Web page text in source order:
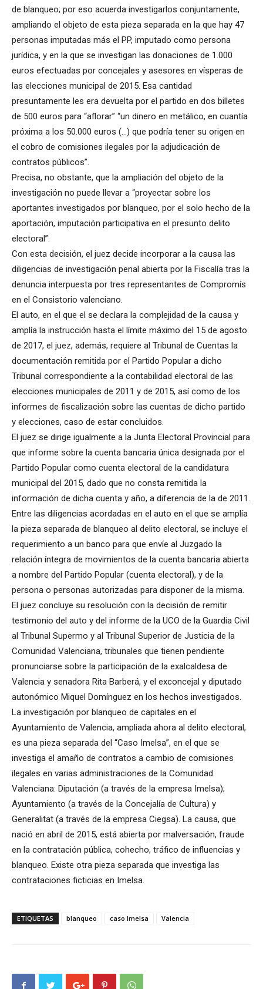
de blanqueo; por eso acuerda investigarlos conjuntamente,
ampliando el objeto de esta pieza separada en la que hay 47
personas imputadas más el PP, imputado como persona
jurídica, y en la que se investigan las donaciones de 1.000
euros efectuadas por concejales y asesores en vísperas de
las elecciones municipal de 2015. Esa cantidad
presuntamente les era devuelta por el partido en dos billetes
de 500 euros para “aflorar” “un dinero en metálico, en cuantía
próxima a los 50.000 euros (…) que podría tener su origen en
el cobro de comisiones ilegales por la adjudicación de
contratos públicos”.
Precisa, no obstante, que la ampliación del objeto de la
investigación no puede llevar a “proyectar sobre los
aportantes investigados por blanqueo, por el solo hecho de la
aportación, imputación participativa en el presunto delito
electoral”.
Con esta decisión, el juez decide incorporar a la causa las
diligencias de investigación penal abierta por la Fiscalía tras la
denuncia interpuesta por tres representantes de Compromís
en el Consistorio valenciano.
El auto, en el que el se declara la complejidad de la causa y
amplía la instrucción hasta el límite máximo del 15 de agosto
de 2017, el juez, además, requiere al Tribunal de Cuentas la
documentación remitida por el Partido Popular a dicho
Tribunal correspondiente a la contabilidad electoral de las
elecciones municipales de 2011 y de 2015, así como de los
informes de fiscalización sobre las cuentas de dicho partido
y elecciones, caso de estar concluidos.
El juez se dirige igualmente a la Junta Electoral Provincial para
que informe sobre la cuenta bancaria única designada por el
Partido Popular como cuenta electoral de la candidatura
municipal del 2015, dado que no consta remitida la
información de dicha cuenta y año, a diferencia de la de 2011.
Entre las diligencias acordadas en el auto en el que se amplía
la pieza separada de blanqueo al delito electoral, se incluye el
requerimiento a un banco para que envíe al Juzgado la
relación íntegra de movimientos de la cuenta bancaria abierta
a nombre del Partido Popular (cuenta electoral), y de la
persona o personas autorizadas para disponer de la misma.
El juez concluye su resolución con la decisión de remitir
testimonio del auto y del informe de la UCO de la Guardia Civil
al Tribunal Supermo y al Tribunal Superior de Justicia de la
Comunidad Valenciana, tribunales que tienen pendiente
pronunciarse sobre la participación de la exalcaldesa de
Valencia y senadora Rita Barberá, y el exconcejal y diputado
autonómico Miquel Domínguez en los hechos investigados.
La investigación por blanqueo de capitales en el
Ayuntamiento de Valencia, ampliada ahora al delito electoral,
es una pieza separada del “Caso Imelsa”, en el que se
investiga el amaño de contratos a cambio de comisiones
ilegales en varias administraciones de la Comunidad
Valenciana: Diputación (a través de la empresa Imelsa);
Ayuntamiento (a través de la Concejalía de Cultura) y
Generalitat (a través de la empresa Ciegsa). La causa, que
nació en abril de 2015, está abierta por malversación, fraude
en la contratación pública, cohecho, tráfico de influencias y
blanqueo. Existe otra pieza separada que investiga las
contrataciones ficticias en Imelsa.
ETIQUETAS blanqueo caso Imelsa Valencia